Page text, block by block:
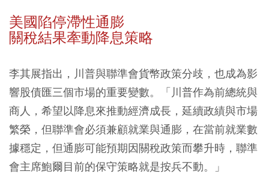
美國陷停滯性通膨
關稅結果牽動降息策略
李其展指出，川普與聯準會貨幣政策分歧，也成為影
響股債匯三個市場的重要變數。「川普作為前總統與
商人，希望以降息來推動經濟成長，延續政績與市場
繁榮，但聯準會必須兼顧就業與通膨，在當前就業數
據穩定，但通膨可能預期因關稅政策而攀升時，聯準
會主席鮑爾目前的保守策略就是按兵不動。」